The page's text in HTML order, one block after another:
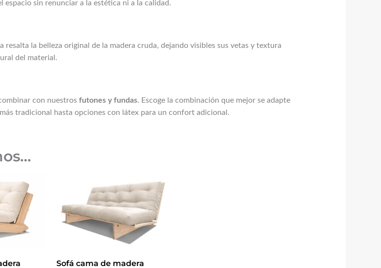
sin renunciar a la estética ni a la calidad.
resalta la belleza original de la madera cruda, dejando visibles sus vetas y textura
del material.
con nuestros futones y fundas. Escoge la combinación que mejor se adapte
tradicional hasta opciones con látex para un confort adicional.
Sofá cama de madera